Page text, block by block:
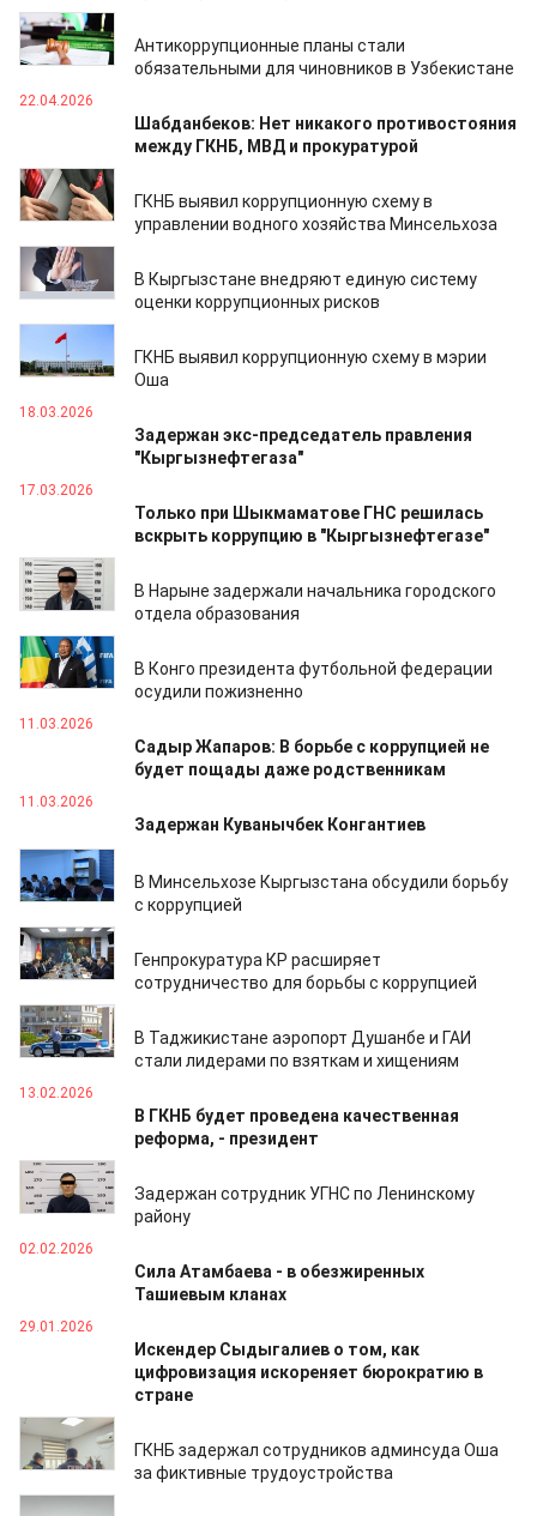
07.05.2026
Антикоррупционные планы стали
обязательными для чиновников в Узбекистане
22.04.2026
Шабданбеков: Нет никакого противостояния
между ГКНБ, МВД и прокуратурой
21.04.2026
ГКНБ выявил коррупционную схему в
управлении водного хозяйства Минсельхоза
16.04.2026
В Кыргызстане внедряют единую систему
оценки коррупционных рисков
16.04.2026
ГКНБ выявил коррупционную схему в мэрии
Оша
18.03.2026
Задержан экс-председатель правления
"Кыргызнефтегаза"
17.03.2026
Только при Шыкмаматове ГНС решилась
вскрыть коррупцию в "Кыргызнефтегазе"
16.03.2026
В Нарыне задержали начальника городского
отдела образования
12.03.2026
В Конго президента футбольной федерации
осудили пожизненно
11.03.2026
Садыр Жапаров: В борьбе с коррупцией не
будет пощады даже родственникам
11.03.2026
Задержан Куванычбек Конгантиев
24.02.2026
В Минсельхозе Кыргызстана обсудили борьбу
с коррупцией
19.02.2026
Генпрокуратура КР расширяет
сотрудничество для борьбы с коррупцией
19.02.2026
В Таджикистане аэропорт Душанбе и ГАИ
стали лидерами по взяткам и хищениям
13.02.2026
В ГКНБ будет проведена качественная
реформа, - президент
10.02.2026
Задержан сотрудник УГНС по Ленинскому
району
02.02.2026
Сила Атамбаева - в обезжиренных
Ташиевым кланах
29.01.2026
Искендер Сыдыгалиев о том, как
цифровизация искореняет бюрократию в
стране
28.01.2026
ГКНБ задержал сотрудников админсуда Оша
за фиктивные трудоустройства
23.01.2026